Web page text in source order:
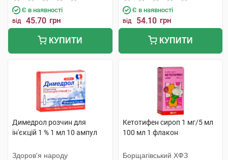
Є в наявності
від 45.70 грн
КУПИТИ
Є в наявності
від 54.10 грн
КУПИТИ
Димедрол розчин для
ін'єкцій 1 % 1 мл 10 ампул
Здоров'я народу
Кетотифен сироп 1 мг/5 мл
100 мл 1 флакон
Борщагівський ХФЗ